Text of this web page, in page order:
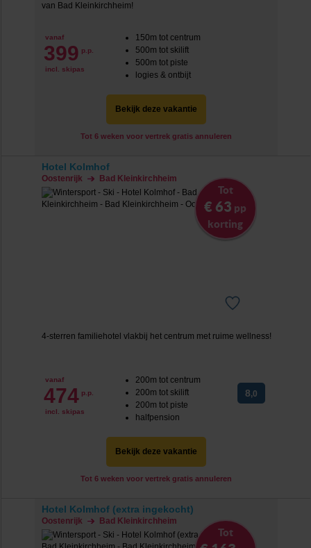
van Bad Kleinkirchheim!
vanaf
399 p.p.
incl. skipas
150m tot centrum
500m tot skilift
500m tot piste
logies & ontbijt
Bekijk deze vakantie
Tot 6 weken voor vertrek gratis annuleren
Hotel Kolmhof
Oostenrijk Bad Kleinkirchheim
Tot
€ 63 pp
korting
4-sterren familiehotel vlakbij het centrum met ruime wellness!
vanaf
474 p.p.
incl. skipas
200m tot centrum
200m tot skilift
200m tot piste
halfpension
8,0
Bekijk deze vakantie
Tot 6 weken voor vertrek gratis annuleren
Hotel Kolmhof (extra ingekocht)
Oostenrijk Bad Kleinkirchheim
Tot